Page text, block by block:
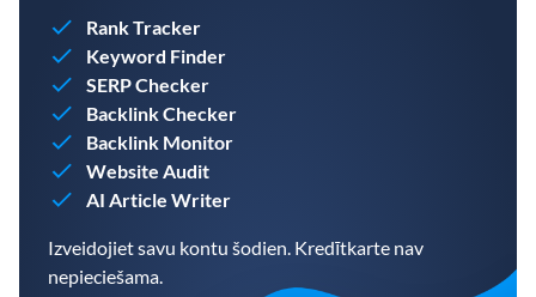
Rank Tracker
Keyword Finder
SERP Checker
Backlink Checker
Backlink Monitor
Website Audit
AI Article Writer
Izveidojiet savu kontu šodien. Kredītkarte nav
nepieciešama.